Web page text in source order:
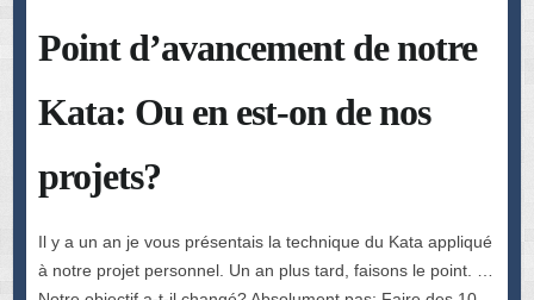
Point d’avancement de notre
Kata: Ou en est-on de nos
projets?
Il y a un an je vous présentais la technique du Kata appliqué
à notre projet personnel. Un an plus tard, faisons le point. …